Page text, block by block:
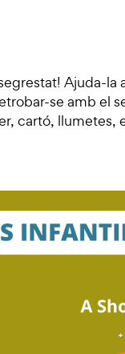
Ajuda-
se amb el
cartó, llumetes,